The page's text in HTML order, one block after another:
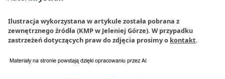
Ilustracja wykorzystana w artykule została pobrana z
zewnętrznego źródła (KMP w Jeleniej Górze). W przypadku
zastrzeżeń dotyczących praw do zdjęcia prosimy o kontakt.